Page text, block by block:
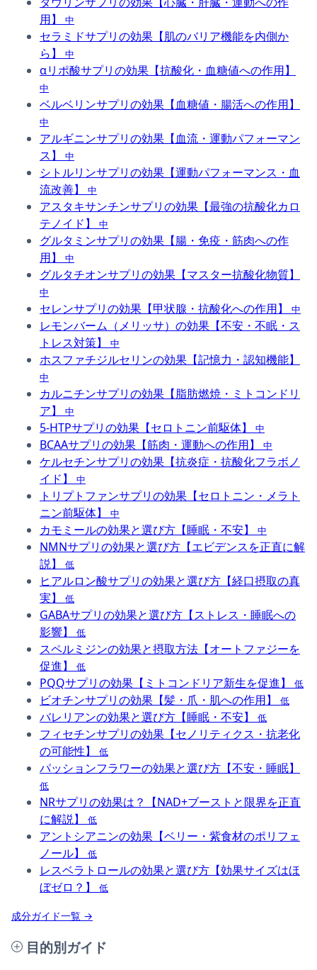
用】
中
セラミドサプリの効果【肌のバリア機能を内側か
ら】
中
αリポ酸サプリの効果【抗酸化・血糖値への作用】
中
ベルベリンサプリの効果【血糖値・腸活への作用】
中
アルギニンサプリの効果【血流・運動パフォーマン
ス】
中
シトルリンサプリの効果【運動パフォーマンス・血
流改善】
中
アスタキサンチンサプリの効果【最強の抗酸化カロ
テノイド】
中
グルタミンサプリの効果【腸・免疫・筋肉への作
用】
中
グルタチオンサプリの効果【マスター抗酸化物質】
中
セレンサプリの効果【甲状腺・抗酸化への作用】 中
レモンバーム（メリッサ）の効果【不安・不眠・ス
トレス対策】
中
ホスファチジルセリンの効果【記憶力・認知機能】
中
カルニチンサプリの効果【脂肪燃焼・ミトコンドリ
ア】
中
5-HTPサプリの効果【セロトニン前駆体】 中
BCAAサプリの効果【筋肉・運動への作用】 中
ケルセチンサプリの効果【抗炎症・抗酸化フラボノ
イド】
中
トリプトファンサプリの効果【セロトニン・メラト
ニン前駆体】
中
カモミールの効果と選び方【睡眠・不安】 中
NMNサプリの効果と選び方【エビデンスを正直に解
説】
低
ヒアルロン酸サプリの効果と選び方【経口摂取の真
実】
低
GABAサプリの効果と選び方【ストレス・睡眠への
影響】
低
スペルミジンの効果と摂取方法【オートファジーを
促進】
低
PQQサプリの効果【ミトコンドリア新生を促進】 低
ビオチンサプリの効果【髪・爪・肌への作用】 低
バレリアンの効果と選び方【睡眠・不安】 低
フィセチンサプリの効果【セノリティクス・抗老化
の可能性】
低
パッションフラワーの効果と選び方【不安・睡眠】
低
NRサプリの効果は？【NAD+ブーストと限界を正直
に解説】
低
アントシアニンの効果【ベリー・紫食材のポリフェ
ノール】
低
レスベラトロールの効果と選び方【効果サイズはほ
ぼゼロ？】
低
成分ガイド一覧 →
目的別ガイド